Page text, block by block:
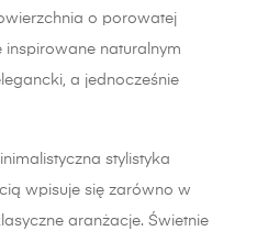
o porowatej
inspirowane naturalnym
a jednocześnie
stylistyka
wpisuje się zarówno w
aranżacje. Świetnie